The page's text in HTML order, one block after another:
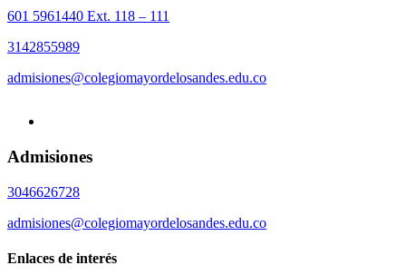
601 5961440 Ext. 118 – 111
3142855989
admisiones@colegiomayordelosandes.edu.co
Admisiones
3046626728
admisiones@colegiomayordelosandes.edu.co
Enlaces de interés